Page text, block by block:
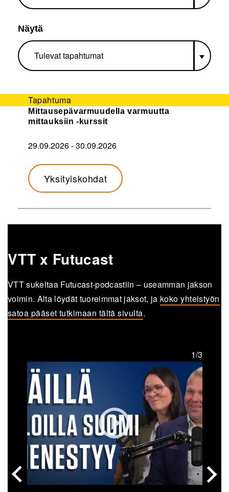
Näytä
Tapahtuma
Mittausepävarmuudella varmuutta
mittauksiin -kurssit
29.09.2026-30.09.2026
Yksityiskohdat
VTT x Futucast
VTT sukeltaa Futucast-podcastiin – useamman jakson
voimin. Alta löydät tuoreimmat jaksot, ja koko yhteistyön
satoa pääset tutkimaan tältä sivulta.
1/3